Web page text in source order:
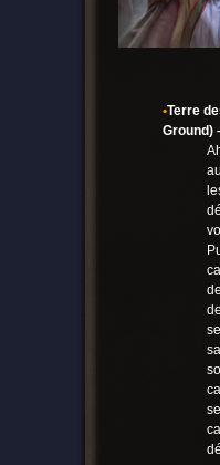
•Terre
Ground)